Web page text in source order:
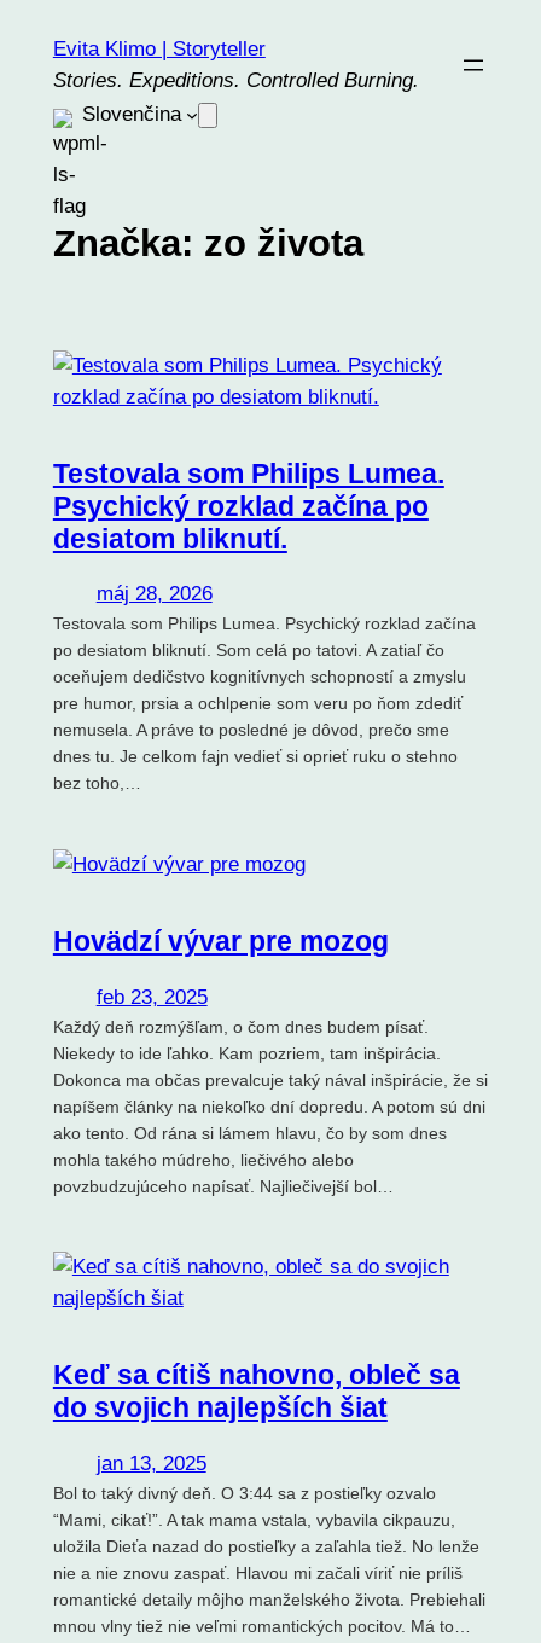
obsah
Evita Klimo | Storyteller
Stories. Expeditions. Controlled Burning.
Slovenčina
Značka: zo života
Testovala som Philips Lumea.
Psychický rozklad začína po
desiatom bliknutí.
máj 28, 2026
Testovala som Philips Lumea. Psychický rozklad začína
po desiatom bliknutí. Som celá po tatovi. A zatiaľ čo
oceňujem dedičstvo kognitívnych schopností a zmyslu
pre humor, prsia a ochlpenie som veru po ňom zdediť
nemusela. A práve to posledné je dôvod, prečo sme
dnes tu. Je celkom fajn vedieť si oprieť ruku o stehno
bez toho,…
Hovädzí vývar pre mozog
feb 23, 2025
Každý deň rozmýšľam, o čom dnes budem písať.
Niekedy to ide ľahko. Kam pozriem, tam inšpirácia.
Dokonca ma občas prevalcuje taký nával inšpirácie, že si
napíšem články na niekoľko dní dopredu. A potom sú dni
ako tento. Od rána si lámem hlavu, čo by som dnes
mohla takého múdreho, liečivého alebo
povzbudzujúceho napísať. Najliečivejší bol…
Keď sa cítiš nahovno, obleč sa
do svojich najlepších šiat
jan 13, 2025
Bol to taký divný deň. O 3:44 sa z postieľky ozvalo
“Mami, cikať!”. A tak mama vstala, vybavila cikpauzu,
uložila Dieťa nazad do postieľky a zaľahla tiež. No lenže
nie a nie znovu zaspať. Hlavou mi začali víriť nie príliš
romantické detaily môjho manželského života. Prebiehali
mnou vlny tiež nie veľmi romantických pocitov. Má to…